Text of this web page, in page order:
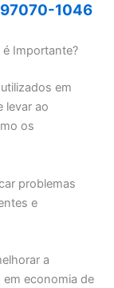
97070-1046
Importante?
em
levar ao
os
problemas
e
a
economia de